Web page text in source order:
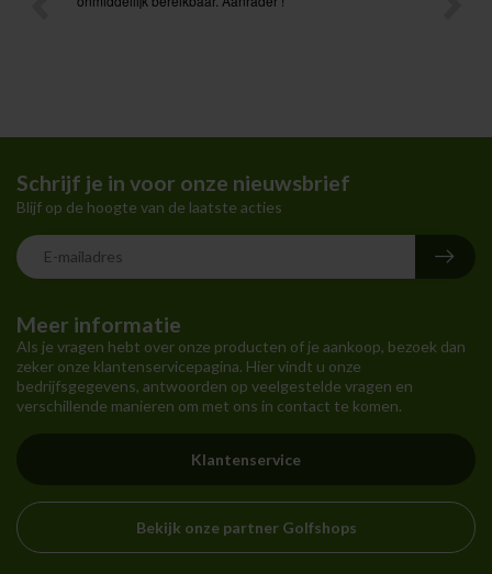
Meer informatie
Als je vragen hebt over onze producten of je aankoop, bezoek dan
zeker onze klantenservicepagina. Hier vindt u onze
bedrijfsgegevens, antwoorden op veelgestelde vragen en
verschillende manieren om met ons in contact te komen.
Klantenservice
Bekijk onze partner Golfshops
Schrijf je in voor onze nieuwsbrief
Blijf op de hoogte van de laatste acties